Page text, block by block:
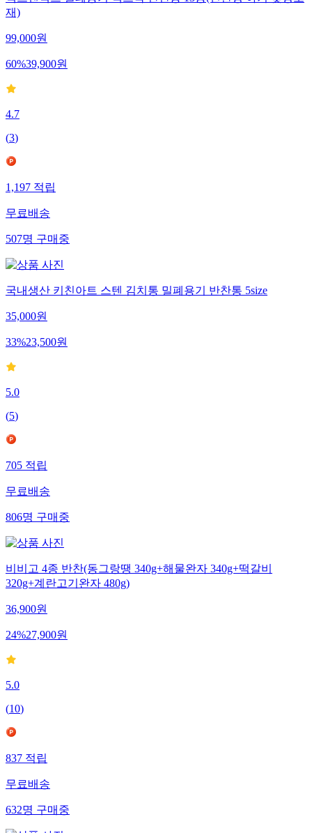
재)
99,000원
60%39,900원
4.7
(3)
1,197 적립
무료배송
507명 구매중
국내생산 키친아트 스텐 김치통 밀폐용기 반찬통 5size
35,000원
33%23,500원
5.0
(5)
705 적립
무료배송
806명 구매중
비비고 4종 반찬(동그랑땡 340g+해물완자 340g+떡갈비
320g+계란고기완자 480g)
36,900원
24%27,900원
5.0
(10)
837 적립
무료배송
632명 구매중